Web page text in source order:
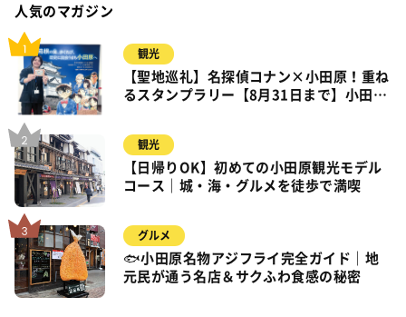
人気のマガジン
観光
【聖地巡礼】名探偵コナン×小田原！重ね
るスタンプラリー【8月31日まで】小田
観光
【日帰りOK】初めての小田原観光モデル
コース｜城・海・グルメを徒歩で満喫
グルメ
🐟小田原名物アジフライ完全ガイド｜地
元民が通う名店＆サクふわ食感の秘密